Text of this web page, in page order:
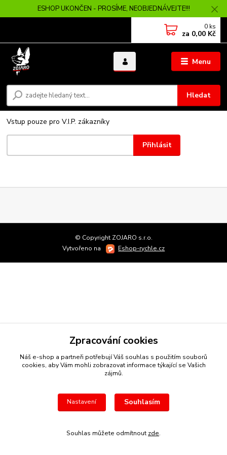
ESHOP UKONČEN - PROSÍME, NEOBJEDNÁVEJTE!!!
Menu
Hledat
0 ks
za 0,00 Kč
Vstup pouze pro V.I.P. zákazníky
© Copyright ZOJARO s.r.o.
Vytvořeno na
Eshop-rychle.cz
Zpracování cookies
Náš e-shop a partneři potřebují Váš souhlas s použitím souborů
cookies, aby Vám mohli zobrazovat informace týkající se Vašich
zájmů.
Nastavení Souhlasím
Souhlas můžete odmítnout zde.